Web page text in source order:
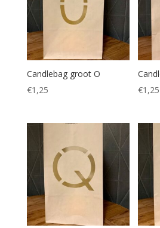
Candlebag groot O
€1,25
€1,25